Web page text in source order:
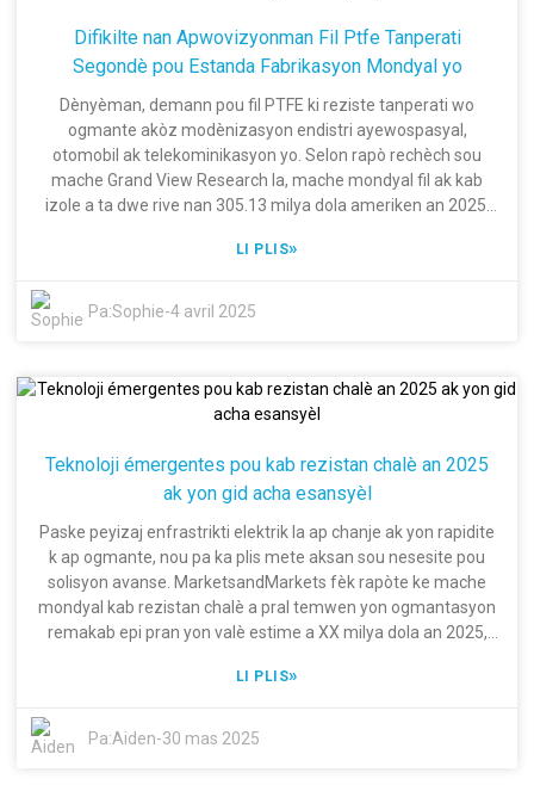
nasyonal ki gen gwo teknoloji, nou konprann espesifikasyon
gwo teknoloji nesesè ke Fil FEP pou tanperati wo egzije, ki pa
sèlman satisfè men depase estanda endistri yo. Volonte
kolektif nou an ak efò nou anvè inovasyon ak avansman
teknolojik se efò pou bay pwodwi kalite siperyè pou satisfè
gou ak bezwen kliyan sa yo nan yon mache mondyal ki de pli
zan pli konpetitif.
Difikilte nan Apwovizyonman Fil Ptfe Tanperati
Segondè pou Estanda Fabrikasyon Mondyal yo
Dènyèman, demann pou fil PTFE ki reziste tanperati wo
ogmante akòz modènizasyon endistri ayewospasyal,
otomobil ak telekominikasyon yo. Selon rapò rechèch sou
mache Grand View Research la, mache mondyal fil ak kab
izole a ta dwe rive nan 305.13 milya dola ameriken an 2025,
bon rezistans tèmik ak estabilite chimik yo. Sa montre
fabrikasyon strik ak globalman aksepte ki depann non sèlman
de fyab men tou de adaptabilite a anviwònman ekstrèm. Nan
konplike pou jwenn fil PTFE ki reziste tanperati wo nan mond
rapid sa a. Antanke yon antrepriz nasyonal ki gen de deseni
teknolojik pou asire pwodwi nou yo satisfè otank posib atant
kliyan nou yo ki toujou ap mande anpil. Men, li enpòtan anpil
pou manifaktirè yo toujou kapab simonte defi
apwovizyonman materyèl, konfòmite avèk estanda endistri
yo, ak garanti kalite pou kenbe yon avantaj konpetitif pandan
y ap konfòme yo ak pi wo estanda yo.
LI PLIS»
Pa:Sophie-4 avril 2025
Teknoloji émergentes pou kab rezistan chalè an 2025
ak yon gid acha esansyèl
Paske peyizaj enfrastrikti elektrik la ap chanje ak yon rapidite
k ap ogmante, nou pa ka plis mete aksan sou nesesite pou
solisyon avanse. MarketsandMarkets fèk rapòte ke mache
mondyal kab rezistan chalè a pral temwen yon ogmantasyon
remakab epi pran yon valè estime a XX milya dola an 2025,
aplikasyon endistriyèl yo. Bezwen k ap ogmante pou
sou Kab Rezistan Chalè jodi a pase tout tan anvan. Fèt pou
andirans tanperati ekstrèm epi bay pi bon pèfòmans, kab sa
LI PLIS»
Pa:Aiden-30 mas 2025